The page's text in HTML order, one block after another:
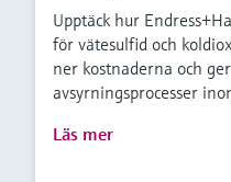
Upptäck hur
för vätesulfid och
ner kostnaderna och
avsyrningsprocesser
Läs mer